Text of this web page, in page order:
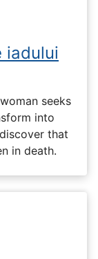
iadului
seeks
into
that
in death.